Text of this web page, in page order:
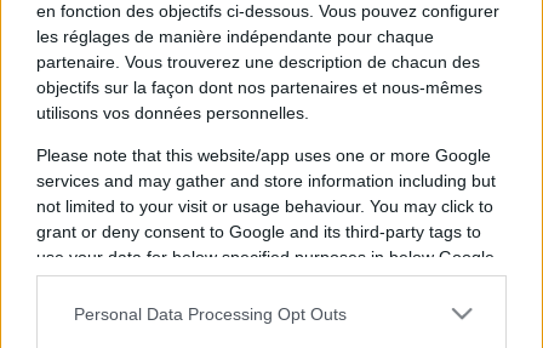
en fonction des objectifs ci-dessous. Vous pouvez configurer
les réglages de manière indépendante pour chaque
partenaire. Vous trouverez une description de chacun des
objectifs sur la façon dont nos partenaires et nous-mêmes
utilisons vos données personnelles.
Please note that this website/app uses one or more Google
services and may gather and store information including but
not limited to your visit or usage behaviour. You may click to
grant or deny consent to Google and its third-party tags to
use your data for below specified purposes in below Google
consent section.
Personal Data Processing Opt Outs
Programme TV Rugby>Challenge Cup > Ulster -
Stade Francais